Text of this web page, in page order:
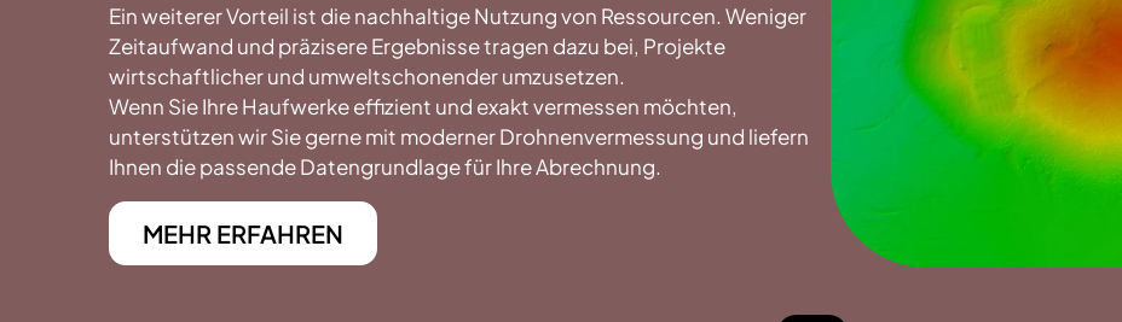
Ein weiterer Vorteil ist die nachhaltige Nutzung von Ressourcen. Weniger
Zeitaufwand und präzisere Ergebnisse tragen dazu bei, Projekte
wirtschaftlicher und umweltschonender umzusetzen.
Wenn Sie Ihre Haufwerke effizient und exakt vermessen möchten,
unterstützen wir Sie gerne mit moderner Drohnenvermessung und liefern
Ihnen die passende Datengrundlage für Ihre Abrechnung.
MEHR ERFAHREN